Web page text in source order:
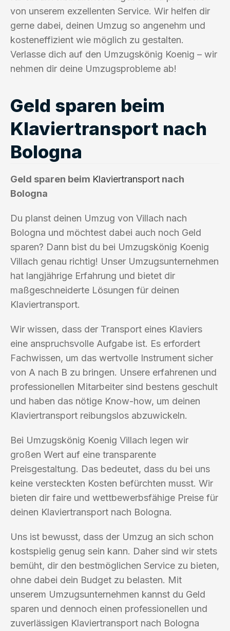
von unserem exzellenten Service. Wir helfen dir
gerne dabei, deinen Umzug so angenehm und
kosteneffizient wie möglich zu gestalten.
Verlasse dich auf den Umzugskönig Koenig – wir
nehmen dir deine Umzugsprobleme ab!
Geld sparen beim
Klaviertransport nach
Bologna
Geld sparen beim Klaviertransport nach
Bologna
Du planst deinen Umzug von Villach nach
Bologna und möchtest dabei auch noch Geld
sparen? Dann bist du bei Umzugskönig Koenig
Villach genau richtig! Unser Umzugsunternehmen
hat langjährige Erfahrung und bietet dir
maßgeschneiderte Lösungen für deinen
Klaviertransport.
Wir wissen, dass der Transport eines Klaviers
eine anspruchsvolle Aufgabe ist. Es erfordert
Fachwissen, um das wertvolle Instrument sicher
von A nach B zu bringen. Unsere erfahrenen und
professionellen Mitarbeiter sind bestens geschult
und haben das nötige Know-how, um deinen
Klaviertransport reibungslos abzuwickeln.
Bei Umzugskönig Koenig Villach legen wir
großen Wert auf eine transparente
Preisgestaltung. Das bedeutet, dass du bei uns
keine versteckten Kosten befürchten musst. Wir
bieten dir faire und wettbewerbsfähige Preise für
deinen Klaviertransport nach Bologna.
Uns ist bewusst, dass der Umzug an sich schon
kostspielig genug sein kann. Daher sind wir stets
bemüht, dir den bestmöglichen Service zu bieten,
ohne dabei dein Budget zu belasten. Mit
unserem Umzugsunternehmen kannst du Geld
sparen und dennoch einen professionellen und
zuverlässigen Klaviertransport nach Bologna